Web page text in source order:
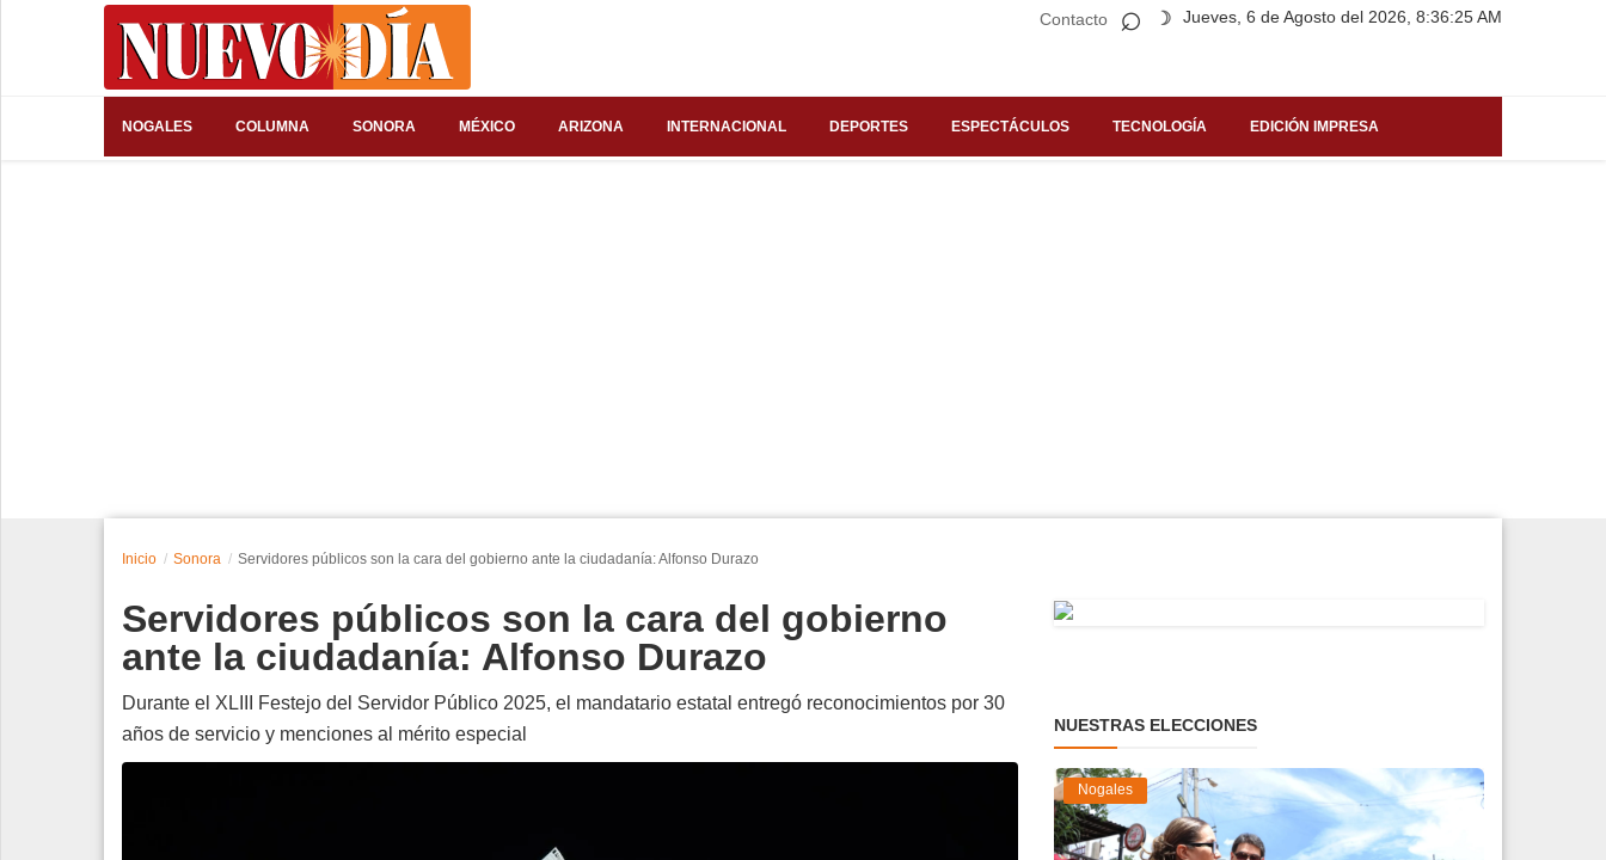
Contacto Jueves, 6 de Agosto del 2026, 8:36:25 AM
⌕ ☽
NOGALES COLUMNA SONORA MÉXICO ARIZONA INTERNACIONAL DEPORTES ESPECTÁCULOS TECNOLOGÍA EDICIÓN IMPRESA
Edición Impresa
Inicio Sonora Servidores públicos son la cara del gobierno ante la ciudadanía: Alfonso Durazo
Servidores públicos son la cara del gobierno
ante la ciudadanía: Alfonso Durazo
Durante el XLIII Festejo del Servidor Público 2025, el mandatario estatal entregó reconocimientos por 30
años de servicio y menciones al mérito especial
NUESTRAS ELECCIONES
Nogales